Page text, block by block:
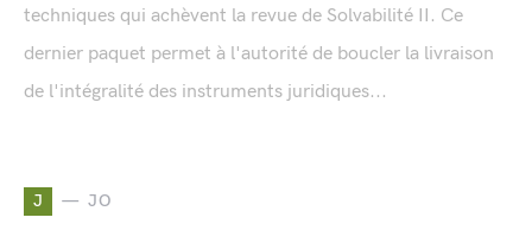
techniques qui achèvent la revue de Solvabilité II. Ce
dernier paquet permet à l'autorité de boucler la livraison
de l'intégralité des instruments juridiques...
J JO